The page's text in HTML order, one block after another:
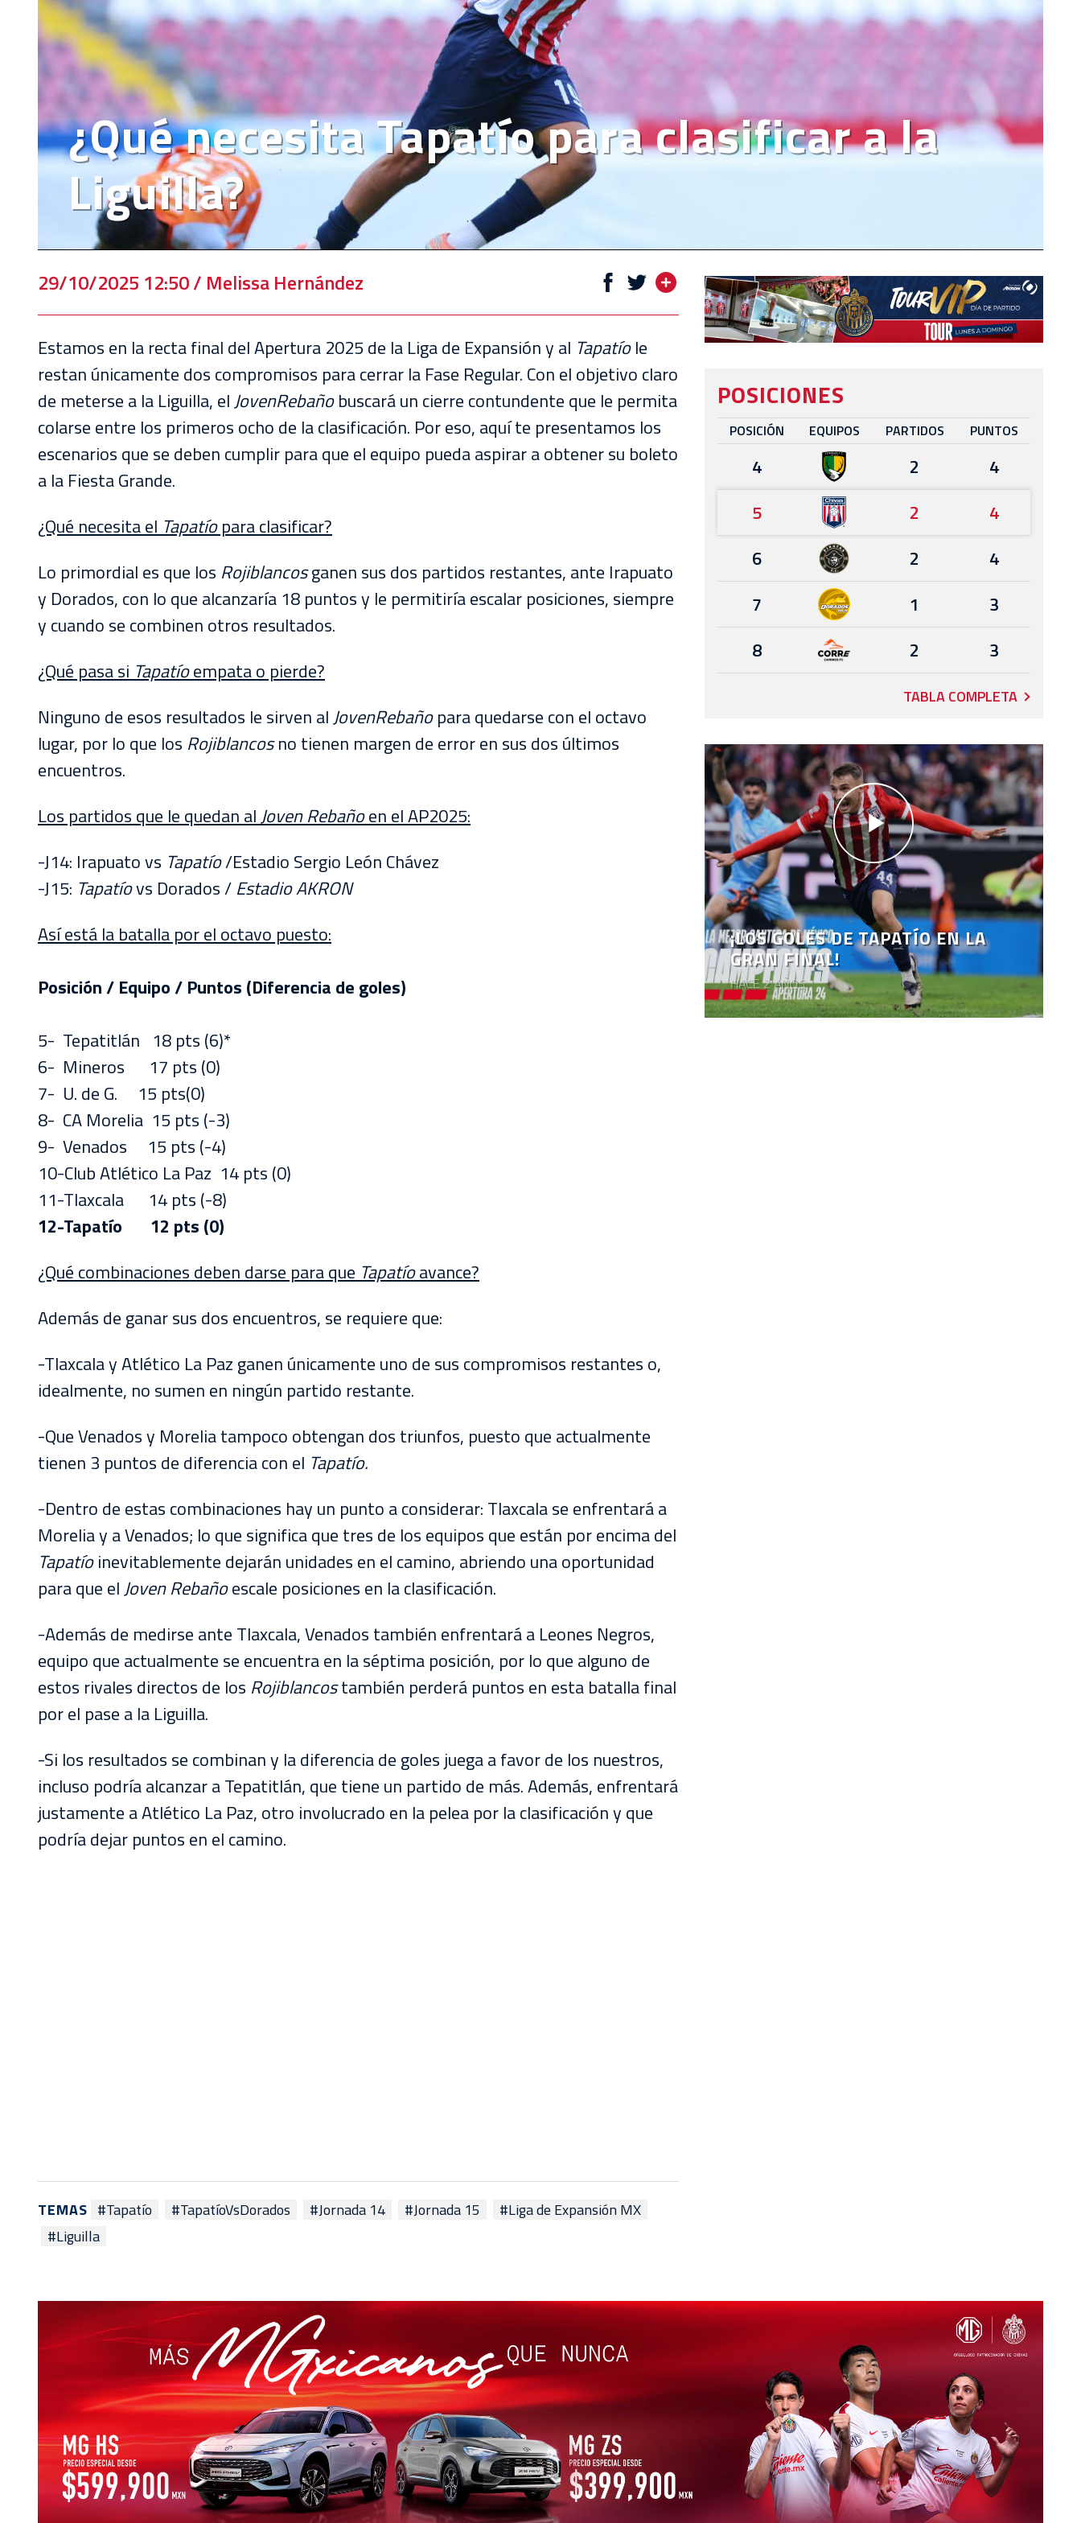
EVENTOS
DEPORTIVOS
REBAÑO
CHIVAS
TIENDA
CHIVAS
CHIVASTV
AKRON
TOUR
ESTADIO
AKRON
¿Qué necesita Tapatío para clasificar a la
Liguilla?
29/10/2025 12:50 / Melissa Hernández
Estamos en la recta final del Apertura 2025 de la Liga de Expansión y al Tapatíole
restan únicamente dos compromisos para cerrar la Fase Regular. Con el objetivo claro
de meterse a la Liguilla, elJovenRebañobuscará un cierre contundente que le permita
colarse entre los primeros ocho de la clasificación. Por eso, aquí te presentamos los
escenarios que se deben cumplir para que el equipo pueda aspirar a obtener su boleto
a la Fiesta Grande.
¿Qué necesita el Tapatíopara clasificar?
Lo primordial es que los Rojiblancosganen sus dos partidos restantes, ante Irapuato
y Dorados, con lo que alcanzaría 18 puntos y le permitiría escalar posiciones, siempre
y cuando se combinen otros resultados.
¿Qué pasa si Tapatíoempata o pierde?
Ninguno de esos resultados le sirven alJovenRebañopara quedarse con el octavo
lugar, por lo que los Rojiblancosno tienen margen de error en sus dos últimos
encuentros.
Los partidos que le quedan alJoven Rebañoen el AP2025:
-J14: Irapuato vs Tapatío/Estadio Sergio León Chávez
-J15: Tapatíovs Dorados / Estadio AKRON
Así está la batalla por el octavo puesto:
Posición / Equipo / Puntos (Diferencia de goles)
5- Tepatitlán 18 pts (6)*
6- Mineros 17 pts (0)
7- U. de G. 15 pts(0)
8- CA Morelia 15 pts (-3)
9- Venados 15 pts (-4)
10-Club Atlético La Paz 14 pts (0)
11-Tlaxcala 14 pts (-8)
12-Tapatío 12 pts (0)
¿Qué combinaciones deben darse para que Tapatíoavance?
Además de ganar sus dos encuentros, se requiere que:
-Tlaxcala y Atlético La Paz ganen únicamente uno de sus compromisos restantes o,
idealmente, no sumen en ningún partido restante.
-Que Venados y Morelia tampoco obtengan dos triunfos, puesto que actualmente
tienen 3 puntos de diferencia con el Tapatío.
-Dentro de estas combinaciones hay un punto a considerar: Tlaxcala se enfrentará a
Morelia y a Venados; lo que significa que tres de los equipos que están por encima del
Tapatíoinevitablemente dejarán unidades en el camino, abriendo una oportunidad
para que elJoven Rebañoescale posiciones en la clasificación.
-Además de medirse ante Tlaxcala, Venados también enfrentará a Leones Negros,
equipo que actualmente se encuentra en la séptima posición, por lo que alguno de
estos rivales directos de los Rojiblancostambién perderá puntos en esta batalla final
por el pase a la Liguilla.
-Si los resultados se combinan y la diferencia de goles juega a favor de los nuestros,
incluso podría alcanzar a Tepatitlán, que tiene un partido de más. Además, enfrentará
justamente a Atlético La Paz, otro involucrado en la pelea por la clasificación y que
podría dejar puntos en el camino.
TEMAS #Tapatío #TapatíoVsDorados #Jornada 14 #Jornada 15
#Liga de Expansión MX
#Liguilla
POSICIONES
POSICIÓN EQUIPOS PARTIDOS PUNTOS
4 2
4
5
2
4
6
2
4
7
1
3
8
2 3
TABLA COMPLETA
¡LOS GOLES DE TAPATÍO EN LA
GRAN FINAL!
HACE 2 AÑOS